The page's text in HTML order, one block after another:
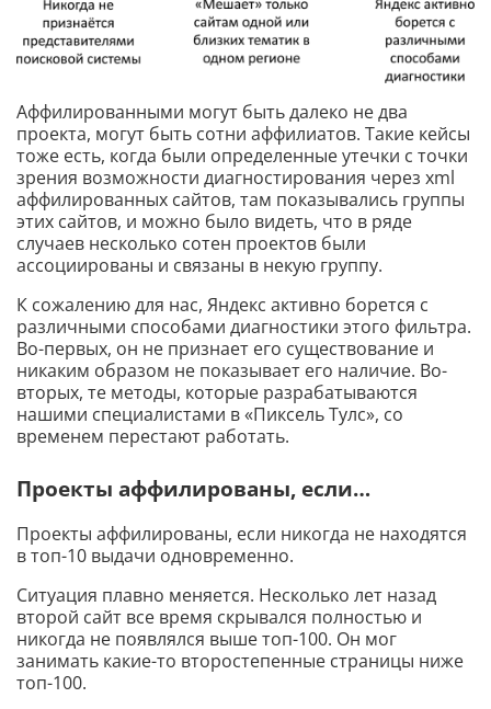
Аффилированными могут быть далеко не два
проекта, могут быть сотни аффилиатов. Такие кейсы
тоже есть, когда были определенные утечки с точки
зрения возможности диагностирования через xml
аффилированных сайтов, там показывались группы
этих сайтов, и можно было видеть, что в ряде
случаев несколько сотен проектов были
ассоциированы и связаны в некую группу.
К сожалению для нас, Яндекс активно борется с
различными способами диагностики этого фильтра.
Во-первых, он не признает его существование и
никаким образом не показывает его наличие. Во-
вторых, те методы, которые разрабатываются
нашими специалистами в «Пиксель Тулс», со
временем перестают работать.
Проекты аффилированы, если…
Проекты аффилированы, если никогда не находятся
в топ-10 выдачи одновременно.
Ситуация плавно меняется. Несколько лет назад
второй сайт все время скрывался полностью и
никогда не появлялся выше топ-100. Он мог
занимать какие-то второстепенные страницы ниже
топ-100.